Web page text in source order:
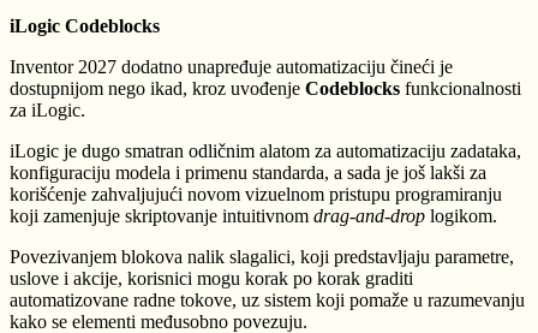
iLogic Codeblocks
Inventor 2027 dodatno unapređuje automatizaciju čineći je
dostupnijom nego ikad, kroz uvođenje Codeblocks funkcionalnosti
za iLogic.
iLogic je dugo smatran odličnim alatom za automatizaciju zadataka,
konfiguraciju modela i primenu standarda, a sada je još lakši za
korišćenje zahvaljujući novom vizuelnom pristupu programiranju
koji zamenjuje skriptovanje intuitivnom drag-and-drop logikom.
Povezivanjem blokova nalik slagalici, koji predstavljaju parametre,
uslove i akcije, korisnici mogu korak po korak graditi
automatizovane radne tokove, uz sistem koji pomaže u razumevanju
kako se elementi međusobno povezuju.